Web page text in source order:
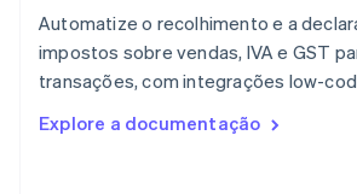
Automatize o recolhimento e a
impostos sobre vendas, IVA e GST
transações, com integrações low-
Explore a documentação
Reino Unido
República Tcheca
English
English